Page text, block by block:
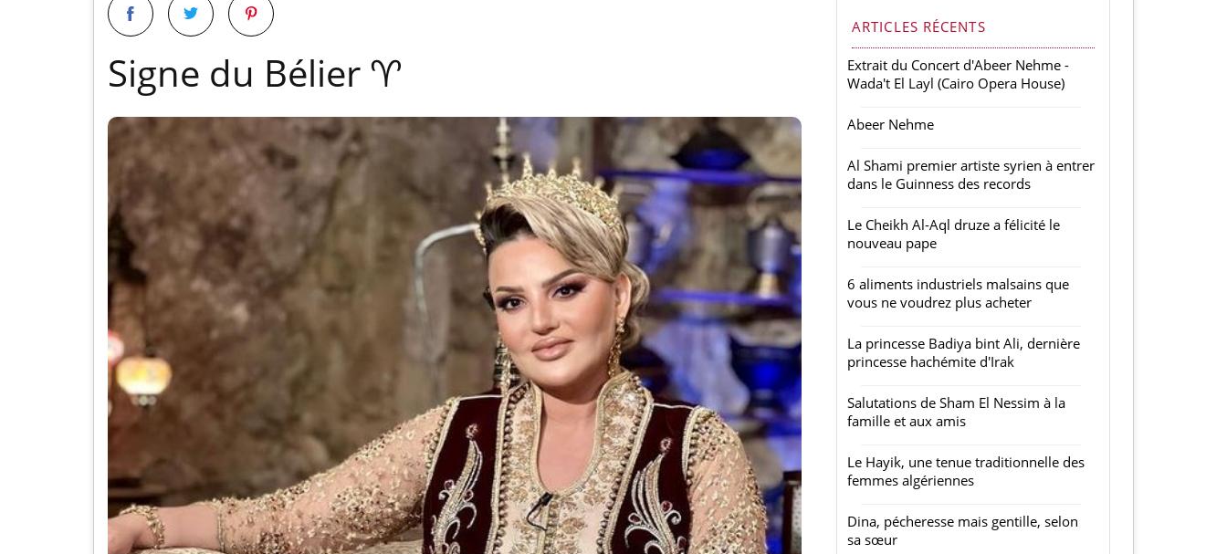
Signe du Bélier ♈
ARTICLES RÉCENTS
Extrait du Concert d'Abeer Nehme -
Wada't El Layl (Cairo Opera House)
Abeer Nehme
Al Shami premier artiste syrien à entrer
dans le Guinness des records
Le Cheikh Al-Aql druze a félicité le
nouveau pape
6 aliments industriels malsains que
vous ne voudrez plus acheter
La princesse Badiya bint Ali, dernière
princesse hachémite d'Irak
Salutations de Sham El Nessim à la
famille et aux amis
Le Hayik, une tenue traditionnelle des
femmes algériennes
Dina, pécheresse mais gentille, selon
sa sœur